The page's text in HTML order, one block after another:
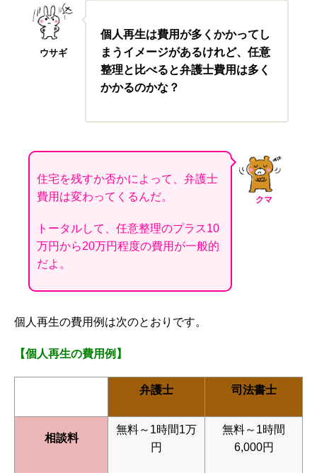
ウサギ
個人再生は費用が多くかかってし
まうイメージがあるけれど、任意
整理と比べると弁護士費用は多く
かかるのかな？
クマ
住宅を残すか否かによって、弁護士
費用は変わってくるんだ。
トータルして、任意整理のプラス10
万円から20万円程度の費用が一般的
だよ。
個人再生の費用例は次のとおりです。
【個人再生の費用例】
弁護士 司法書士
相談料
無料～1時間1万
円
無料～1時間
6,000円